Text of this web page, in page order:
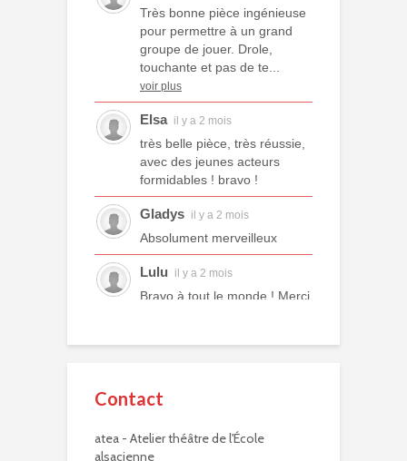
Très bonne pièce ingénieuse
pour permettre à un grand
groupe de jouer. Drole,
touchante et pas de te...
voir plus
Elsa il y a 2 mois
très belle pièce, très réussie,
avec des jeunes acteurs
formidables ! bravo !
Gladys il y a 2 mois
Absolument merveilleux
Lulu il y a 2 mois
Bravo à tout le monde ! Merci
Bravo à eux. Bravo à vous !
Contact
atea - Atelier théâtre de l'École
alsacienne